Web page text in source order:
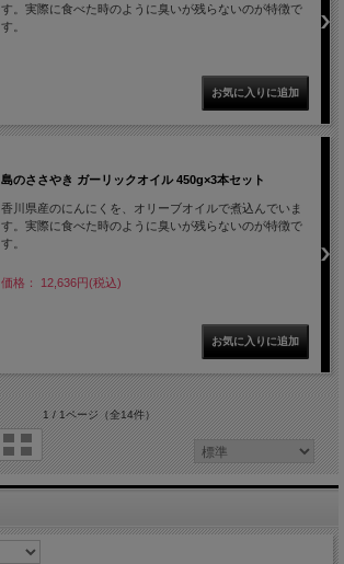
す。実際に食べた時のように臭いが残らないのが特徴で
す。
島のささやき ガーリックオイル 450g×3本セット
香川県産のにんにくを、オリーブオイルで煮込んでいま
す。実際に食べた時のように臭いが残らないのが特徴で
す。
価格： 12,636円(税込)
1 / 1ページ（全14件）